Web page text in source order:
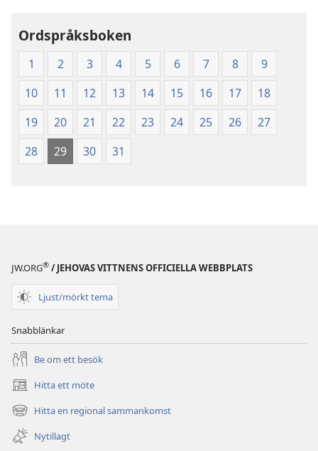
heliga
skrift
(2003)
heliga
skrift
(2003)
Ordspråksboken
1 2 3 4 5 6 7 8
9
10
11 12 13 14 15 16 17
18
19
20 21 22 23 24 25 26
27
28
29 30 31
JW.ORG® / JEHOVAS VITTNENS OFFICIELLA WEBBPLATS
Ljust/mörkt tema
Snabblänkar
Be om ett besök
Hitta ett möte
(öppnar
nytt
fönster)
Hitta en regional sammankomst
(öppnar
nytt
fönster)
Nytillagt